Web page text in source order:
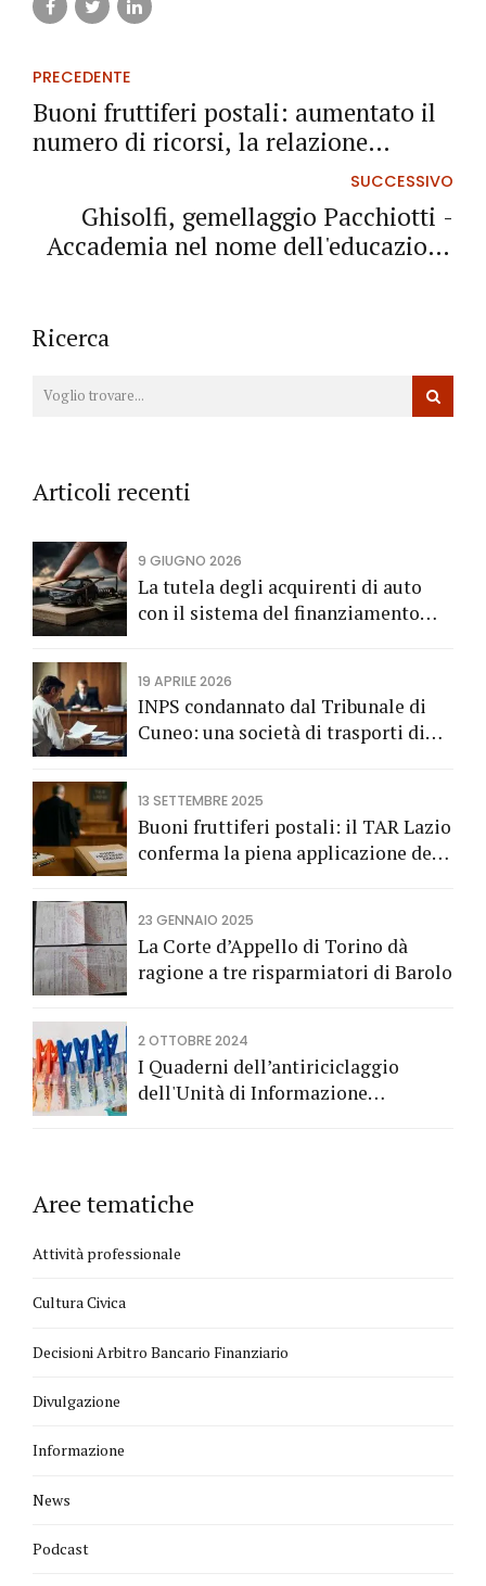
PRECEDENTE
Buoni fruttiferi postali: aumentato il
numero di ricorsi, la relazione
SUCCESSIVO
Ghisolfi, gemellaggio Pacchiotti -
Accademia nel nome dell'educazione
Ricerca
Articoli recenti
9 GIUGNO 2026
La tutela degli acquirenti di auto
con il sistema del finanziamento
19 APRILE 2026
INPS condannato dal Tribunale di
Cuneo: una società di trasporti di
13 SETTEMBRE 2025
Buoni fruttiferi postali: il TAR Lazio
conferma la piena applicazione del
fruttiferi postali.
23 GENNAIO 2025
La Corte d’Appello di Torino dà
ragione a tre risparmiatori di Barolo
2 OTTOBRE 2024
I Quaderni dell’antiriciclaggio
dell'Unità di Informazione
Aree tematiche
Attività professionale
Cultura Civica
Decisioni Arbitro Bancario Finanziario
Divulgazione
Informazione
News
Podcast